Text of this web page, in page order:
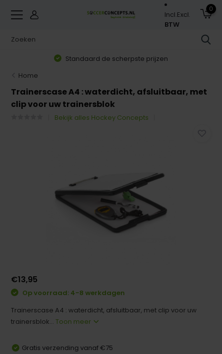
Incl.Excl.
BTW
0
Standaard de scherpste prijzen
Home
Trainerscase A4 : waterdicht, afsluitbaar, met
clip voor uw trainersblok
Bekijk alles Hockey Concepts
€13,95
Op voorraad: 4-8 werkdagen
Trainerscase A4 : waterdicht, afsluitbaar, met clip voor uw
trainersblok...Toon meer
Gratis verzending vanaf €75